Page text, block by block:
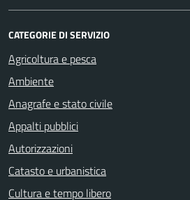
CATEGORIE DI SERVIZIO
Agricoltura e pesca
Ambiente
Anagrafe e stato civile
Appalti pubblici
Autorizzazioni
Catasto e urbanistica
Cultura e tempo libero